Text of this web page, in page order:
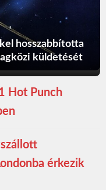
hosszabbította
küldetését
Hot Punch
érkezik